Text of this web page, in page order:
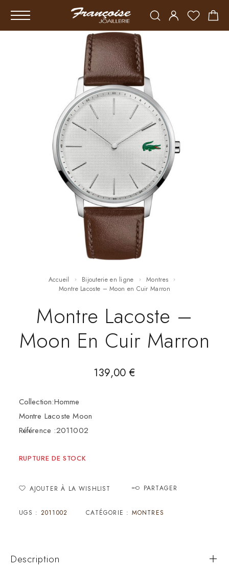
Accueil Bijouterie en ligne
Montres
Montre Lacoste – Moon en Cuir Marron
Montre Lacoste –
Moon En Cuir Marron
139,00€
Collection:Homme
Montre Lacoste Moon
Référence :2011002
RUPTURE DE STOCK
AJOUTER À LA WISHLIST PARTAGER
UGS : 2011002 CATÉGORIE : MONTRES
Description